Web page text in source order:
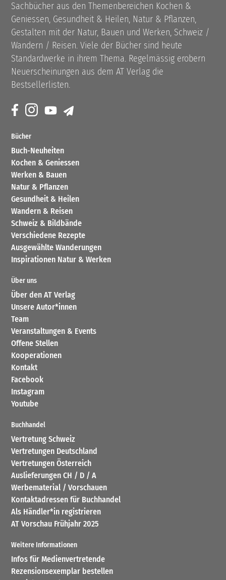
Sachbücher aus den Themenbereichen Kochen &
Geniessen, Gesundheit & Heilen, Natur & Pflanzen,
Gestalten mit der Natur, Bauen und Werken, Schweiz /
Wandern / Reisen. Viele der Bücher sind heute
Standardwerke in ihrem Thema. Regelmässig erobern
Neuerscheinungen aus dem AT Verlag die
Bestsellerlisten.
Bücher
Buch-Neuheiten
Kochen & Geniessen
Werken & Bauen
Natur & Pflanzen
Gesundheit & Heilen
Wandern & Reisen
Schweiz & Bildbände
Verschiedene Rezepte
Ausgewählte Wanderungen
Inspirationen Natur & Werken
Über uns
Über den AT Verlag
Unsere Autor*innen
Team
Veranstaltungen & Events
Offene Stellen
Kooperationen
Kontakt
Facebook
Instagram
Youtube
Buchhandel
Vertretung Schweiz
Vertretungen Deutschland
Vertretungen Österreich
Auslieferungen CH / D / A
Werbematerial / Vorschauen
Kontaktadressen für Buchhandel
Als Händler*in registrieren
AT Vorschau Frühjahr 2025
Weitere Informationen
Infos für Medienvertretende
Rezensionsexemplar bestellen